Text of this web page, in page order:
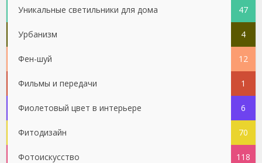
Уникальные светильники для дома 47
Урбанизм 4
Фен-шуй 12
Фильмы и передачи 1
Фиолетовый цвет в интерьере 6
Фитодизайн 70
Фотоискусство 118